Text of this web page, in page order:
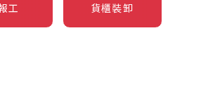
工 貨櫃裝卸